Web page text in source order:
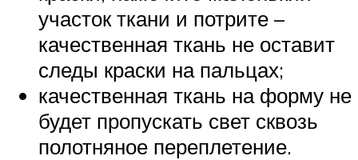
участок ткани и потрите –
качественная ткань не оставит
следы краски на пальцах;
качественная ткань на форму не
будет пропускать свет сквозь
полотняное переплетение.